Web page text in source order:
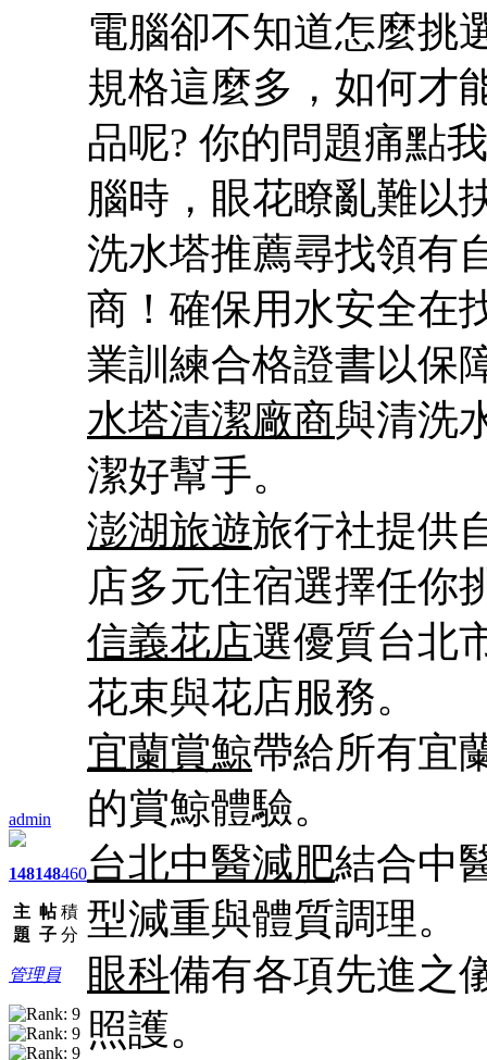
admin
148
主
題
148
帖
子
460
積
分
管理員
電腦卻不知道怎麼挑
規格這麼多，如何才
品呢? 你的問題痛點
腦時，眼花瞭亂難以
洗水塔推薦尋找領有
商！確保用水安全在
業訓練合格證書以保
水塔清潔廠商與清洗
潔好幫手。
澎湖旅遊旅行社提供
店多元住宿選擇任你
信義花店選優質台北
花束與花店服務。
宜蘭賞鯨帶給所有宜
的賞鯨體驗。
台北中醫減肥結合中
型減重與體質調理。
眼科備有各項先進之
照護。